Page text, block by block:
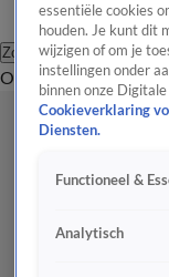
Zoeken
Overzicht
essentiële cookies
houden. Je kunt dit
wijzigen of om je
instellingen onder
binnen onze
Cookieverklaring
Diensten.
Functioneel &
Analytisch